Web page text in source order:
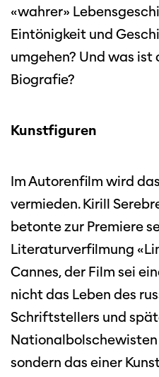
«wahrer»
Eintönigkeit und
umgehen? Und was
Biografie?
Kunstfiguren
Im Autorenfilm wird
vermieden. Kirill
betonte zur Premiere
Literaturverfilmung
Cannes, der Film sei
nicht das Leben des
Schriftstellers und
Nationalbolschewisten
sondern das einer